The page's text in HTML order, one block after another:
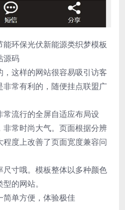
能环保光伏新能源类织梦模板
源码
这样的网站很容易吸引访客
常有利的，随便挂点联盟广
流行的全屏自适应布局设
常时尚大气。页面根据分辨
度上改善了页面宽度兼容问
寸哦。模板整体以多种颜色
的网站。
单方便，体验极佳